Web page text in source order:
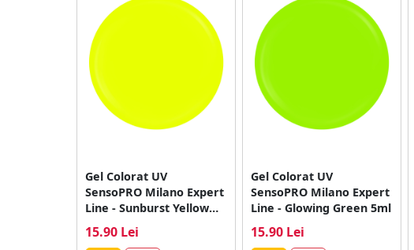
Gel Colorat UV
SensoPRO Milano Expert
Line - Sunburst Yellow
15.90 Lei
Gel Colorat UV
SensoPRO Milano Expert
Line - Glowing Green 5ml
15.90 Lei